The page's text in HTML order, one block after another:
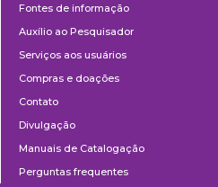
Fontes de informação
Auxílio ao Pesquisador
Serviços aos usuários
Compras e doações
Contato
Divulgação
Manuais de Catalogação
Perguntas frequentes